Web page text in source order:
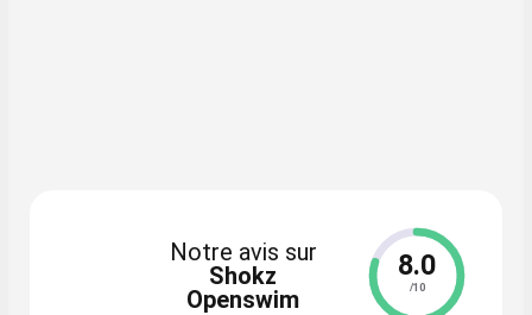
Notre avis sur
Shokz
Openswim
8.0
/10